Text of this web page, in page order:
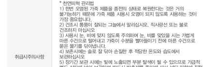
취급시주의사항
* 천연피혁 관리법
1) 한번 오염된 가죽 제품을 종전의 상태로 복원한다는 것은 거의
불가능하기 때문에 가죽 제품 사용시 오염이 되지 않도록 사용하는 것이
가장 중요합니다.
2) 건조시 통풍이 잘되는 그늘에서 말리십시오. 직사광선 또는 불로
건조하지 마십시오
3) 사용시 눈, 비에 맞지 않도록 주의하며 눈, 비를 맞았을 시는 가볍게
마른 수건으로 털어내고 가죽이 수분을 빨아들이기 전에 마른 수건으로
묻은 물기를 닦아냅니다.
4) 보존시에는 솔로 잘 닦아 손질한 후 적당한 온도와 습도에서
보관하십시오
5) 장기간 보관 시에는 빛에 노출되면 부분 탈색이 될 수 있으므로 가급적